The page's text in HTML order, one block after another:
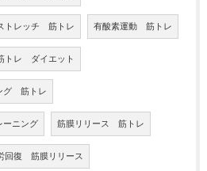
トレッチ 筋トレ 有酸素運動 筋トレ
トレ ダイエット
グ 筋トレ
ニング 筋膜リリース 筋トレ
回復 筋膜リリース